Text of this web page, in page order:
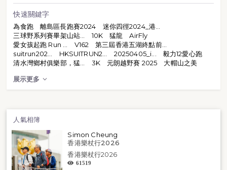
快速關鍵字
為食跑
離島區長跑賽2024
迷你四徑2024_港...
三球野系列賽畢架山站...
10K 猛龍
AirFly
愛女孩起跑 Run ...
V162
第三屆香港五湖終點前...
suitrun202...
HKSUITRUN2... 20250405_i...
毅力12愛心跑
清水灣鄉村俱樂部，猛...
3K 元朗越野賽 2025 大帽山之美
展示更多
人氣相簿
Simon Cheung
香港樂杖行2026
香港樂杖行2026
61519